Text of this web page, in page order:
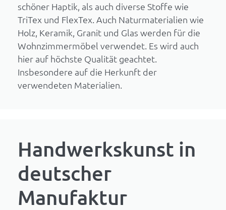
schöner Haptik, als auch diverse Stoffe wie
TriTex und FlexTex. Auch Naturmaterialien wie
Holz, Keramik, Granit und Glas werden für die
Wohnzimmermöbel verwendet. Es wird auch
hier auf höchste Qualität geachtet.
Insbesondere auf die Herkunft der
verwendeten Materialien.
Handwerkskunst in
deutscher
Manufaktur